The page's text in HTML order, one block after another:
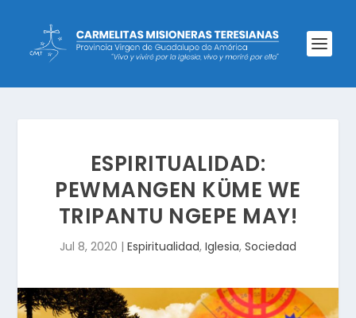
ESPIRITUALIDAD:
PEWMANGEN KÜME WE
TRIPANTU NGEPE MAY!
Jul 8, 2020 | Espiritualidad, Iglesia, Sociedad